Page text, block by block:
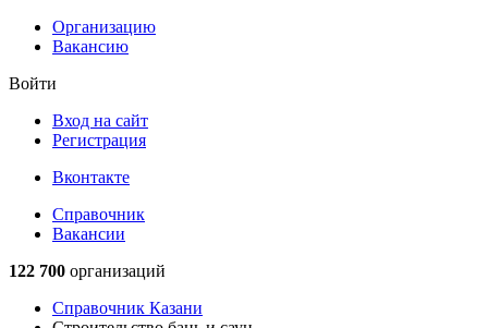
Организацию
Вакансию
Войти
Вход на сайт
Регистрация
Вконтакте
Справочник
Вакансии
122 700 организаций
Справочник Казани